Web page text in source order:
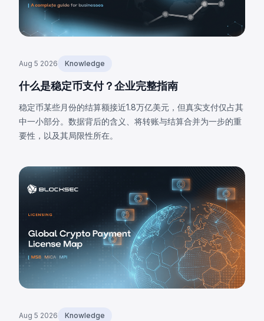
Aug 5 2026 Knowledge
什么是稳定币支付？企业完整指南
稳定币某些月份的结算额接近1.8万亿美元，但真实支付仅占其
中一小部分。数据背后的含义、将转账与结算合并为一步的重
要性，以及其局限性所在。
Aug 5 2026 Knowledge